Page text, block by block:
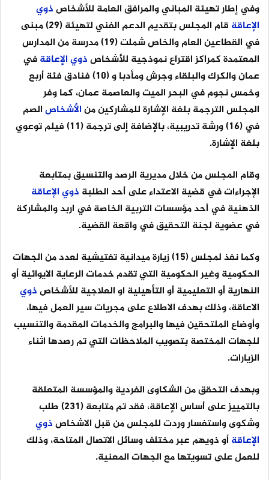
وفي إطار تهيئة المباني والمرافق العامة للأشخاصذوي
الإعاقة
قام المجلس بتقديم الدعم الفني لتهيئة (29) مبنى
في القطاعين العام والخاص شملت (19) مدرسة من المدارس
المعتمدة كمراكز اقتراع نموذجية للأشخاصذويالإعاقةفي
عمان والكرك والبلقاء وجرش ومأدبا و (10) فنادق فئة أربع
وخمس نجوم في البحر الميت والعاصمة عمان، كما وفر
المجلس الترجمة بلغة الإشارة للمشاركين منالأشخاصالصم
في (16) ورشة تدريبية، بالإضافة إلى ترجمة (11) فيلم توعوي
بلغة الإشارة.
وقام المجلس من خلال مديرية الرصد والتنسيق بمتابعة
الإجراءات في قضية الاعتداء على أحد الطلبة ذويالإعاقة
الذهنية في أحد مؤسسات التربية الخاصة في اربد والمشاركة
في عضوية لجنة التحقيق في واقعة القضية.
وكما نفذ لمجلس (15) زيارة ميدانية تفتيشية لعدد من الجهات
الحكومية وغير الحكومية التي تقدم خدمات الرعاية الايوائية أو
النهارية أو التعليمية أو التأهيلية او العلاجية للأشخاصذوي
الاعاقة، وذلك بهدف الاطلاع على مجريات سير العمل فيها،
وأوضاع الملتحقين فيها والبرامج والخدمات المقدمة والتنسيب
للجهات المختصة بتصويب الملاحظات التي تم رصدها اثناء
الزيارات.
وبهدف التحقق من الشكاوى الفردية والمؤسسة المتعلقة
بالتمييز على أساس الإعاقة، فقد تم متابعة (231) طلب
وشكوى واستفسار وردت للمجلس من قبل الاشخاصذوي
الإعاقةأو ذويهم عبر مختلف وسائل الاتصال المتاحة، وذلك
للعمل على تسويتها مع الجهات المعنية.